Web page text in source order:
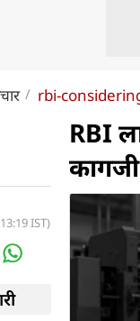
rbi-
IST)
RBI